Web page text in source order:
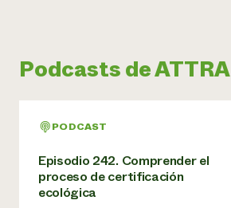
Podcasts de ATTRA
PODCAST
Episodio 242. Comprender el
proceso de certificación
ecológica